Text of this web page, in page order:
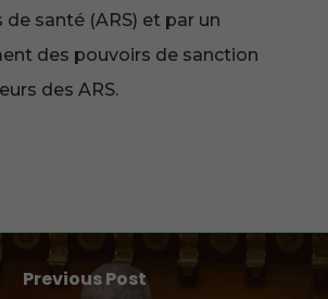
de santé (ARS) et par un
des pouvoirs de sanction
des ARS.
Previous Post